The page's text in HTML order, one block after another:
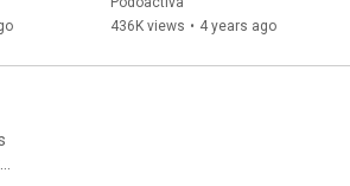
436K views • 4 years ago